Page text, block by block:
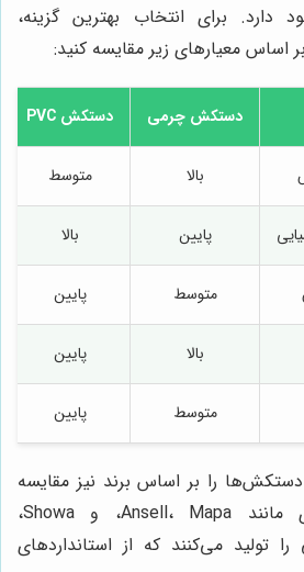
دارد. برای انتخاب بهترین گزینه،
اساس معیارهای زیر مقایسه کنید:
دستکش چرمی دستکش PVC
بالا متوسط
پایین بالا
متوسط پایین
بالا پایین
متوسط پایین
دستکش‌ها را بر اساس برند نیز مقایسه
کنید. برندهای معتبری مانند Ansell، Mapa، و Showa،
تولید می‌کنند که از استانداردهای